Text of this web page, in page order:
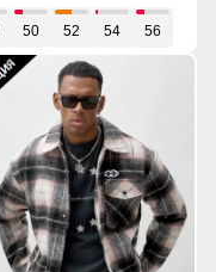
50 52 54 56